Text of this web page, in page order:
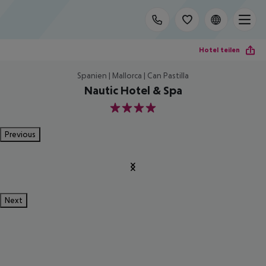
Hotel teilen
Spanien | Mallorca | Can Pastilla
Nautic Hotel & Spa
4
Previous
Next